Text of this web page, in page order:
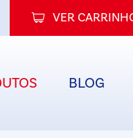
VER
BLOG